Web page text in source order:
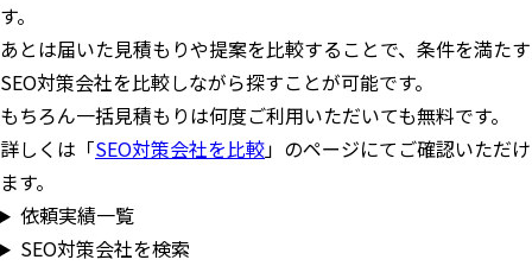
す。
あとは届いた見積もりや提案を比較することで、条件を満たす
SEO対策会社を比較しながら探すことが可能です。
もちろん一括見積もりは何度ご利用いただいても無料です。
詳しくは「SEO対策会社を比較」のページにてご確認いただけ
ます。
依頼実績一覧
SEO対策会社を検索